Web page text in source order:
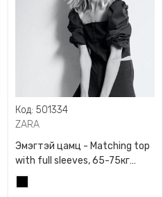
Код: 501334
ZARA
Эмэгтэй цамц - Matching top
with full sleeves, 65-75кг
жинд таарна, ZARA,
0962/642/800, Задгай